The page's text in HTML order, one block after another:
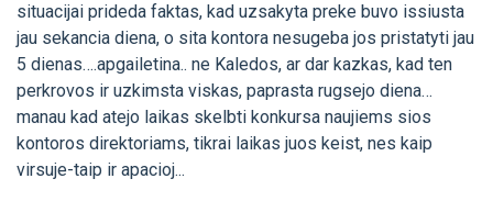
situacijai prideda faktas, kad uzsakyta preke buvo issiusta
jau sekancia diena, o sita kontora nesugeba jos pristatyti jau
5 dienas….apgailetina.. ne Kaledos, ar dar kazkas, kad ten
perkrovos ir uzkimsta viskas, paprasta rugsejo diena…
manau kad atejo laikas skelbti konkursa naujiems sios
kontoros direktoriams, tikrai laikas juos keist, nes kaip
virsuje-taip ir apacioj...